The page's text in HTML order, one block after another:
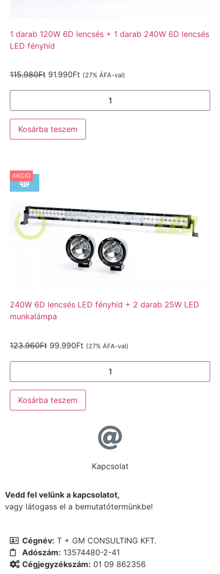
1 darab 120W 6D lencsés + 1 darab 240W 6D lencsés
LED fényhíd
115.980Ft 91.990Ft (27% ÁFA-val)
Kosárba teszem
AKCIÓ
240W 6D lencsés LED fényhíd + 2 darab 25W LED
munkalámpa
123.960Ft 99.990Ft (27% ÁFA-val)
Kosárba teszem
Kapcsolat
Vedd fel velünk a kapcsolatot,
vagy látogass el a bemutatótermünkbe!
Cégnév: T + GM CONSULTING KFT.
Adószám: 13574480-2-41
Cégjegyzékszám: 01 09 862356